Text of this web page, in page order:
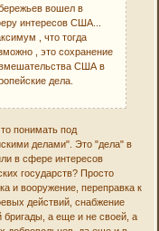
вошел в
интересов США...
, что тогда
, это сохранение
США в
дела.
понимать под
делами". Это "дела" в
в сфере интересов
государств? Просто
и вооружение, переправка к
действий, снабжение
бригады, а еще и не своей, а